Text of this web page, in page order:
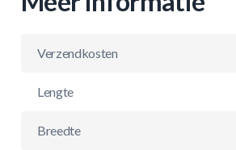
Verzendkosten
Lengte
Breedte